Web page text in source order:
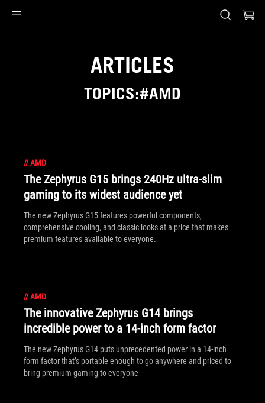
ARTICLES
TOPICS:#AMD
//AMD
The Zephyrus G15 brings 240Hz ultra-slim
gaming to its widest audience yet
The new Zephyrus G15 features powerful components,
comprehensive cooling, and classic looks at a price that makes
premium features available to everyone.
//AMD
The innovative Zephyrus G14 brings
incredible power to a 14-inch form factor
The new Zephyrus G14 puts unprecedented power in a 14-inch
form factor that’s portable enough to go anywhere and priced to
bring premium gaming to everyone